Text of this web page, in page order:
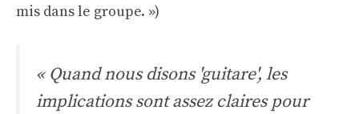
mis dans le groupe. »)
« Quand nous disons 'guitare', les
implications sont assez claires pour